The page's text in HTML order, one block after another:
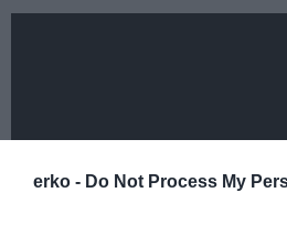
erko - Do Not Process My